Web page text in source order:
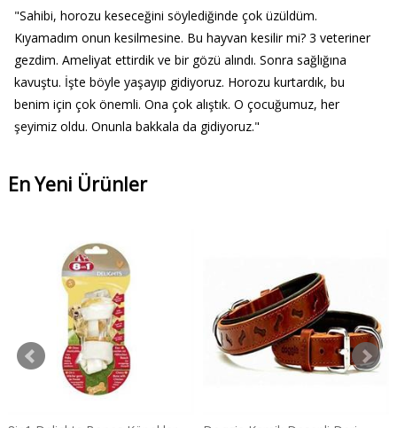
"Sahibi, horozu keseceğini söylediğinde çok üzüldüm.
Kıyamadım onun kesilmesine. Bu hayvan kesilir mi? 3 veteriner
gezdim. Ameliyat ettirdik ve bir gözü alındı. Sonra sağlığına
kavuştu. İşte böyle yaşayıp gidiyoruz. Horozu kurtardık, bu
benim için çok önemli. Ona çok alıştık. O çocuğumuz, her
şeyimiz oldu. Onunla bakkala da gidiyoruz."
En Yeni Ürünler